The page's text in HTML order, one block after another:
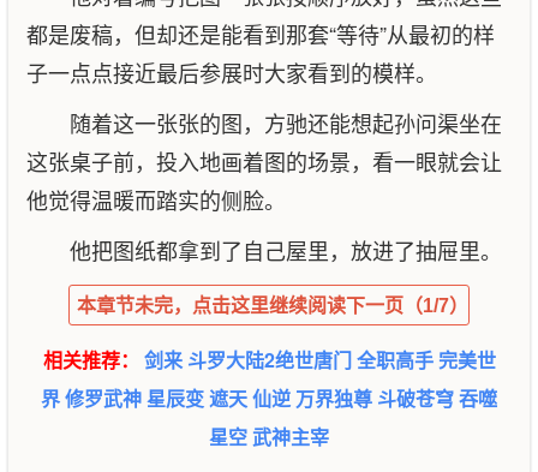
都是废稿，但却还是能看到那套“等待”从最初的样
子一点点接近最后参展时大家看到的模样。
随着这一张张的图，方驰还能想起孙问渠坐在
这张桌子前，投入地画着图的场景，看一眼就会让
他觉得温暖而踏实的侧脸。
他把图纸都拿到了自己屋里，放进了抽屉里。
本章节未完，点击这里继续阅读下一页（1/7）
相关推荐： 剑来 斗罗大陆2绝世唐门全职高手 完美世
界修罗武神星辰变遮天仙逆 万界独尊 斗破苍穹吞噬
星空武神主宰